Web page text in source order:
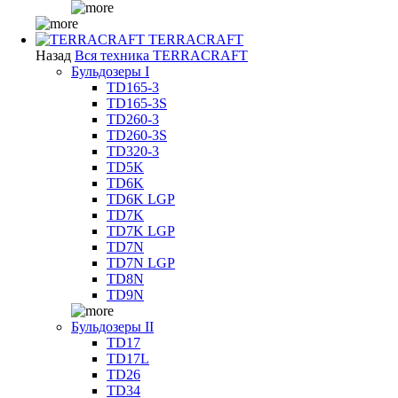
TERRACRAFT
Назад Вся техника TERRACRAFT
Бульдозеры I
TD165-3
TD165-3S
TD260-3
TD260-3S
TD320-3
TD5K
TD6K
TD6K LGP
TD7K
TD7K LGP
TD7N
TD7N LGP
TD8N
TD9N
Бульдозеры II
TD17
TD17L
TD26
TD34